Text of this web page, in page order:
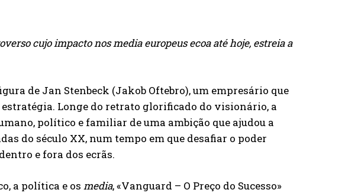
cujo impacto nos media europeus ecoa até hoje, estreia a
de Jan Stenbeck (Jakob Oftebro), um empresário que
Longe do retrato glorificado do visionário, a
político e familiar de uma ambição que ajudou a
do século XX, num tempo em que desafiar o poder
e fora dos ecrãs.
a política e os media, «Vanguard – O Preço do Sucesso»